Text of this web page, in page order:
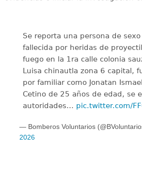
Se reporta una persona de
fallecida por heridas de
fuego en la 1ra calle colonia
Luisa chinautla zona 6 capital,
por familiar como Jonatan
Cetino de 25 años de edad, se
autoridades… pic.twitter.com/
— Bomberos Voluntarios
2026